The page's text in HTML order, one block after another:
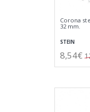
Corona
32 mm.
STEIN
8,54€